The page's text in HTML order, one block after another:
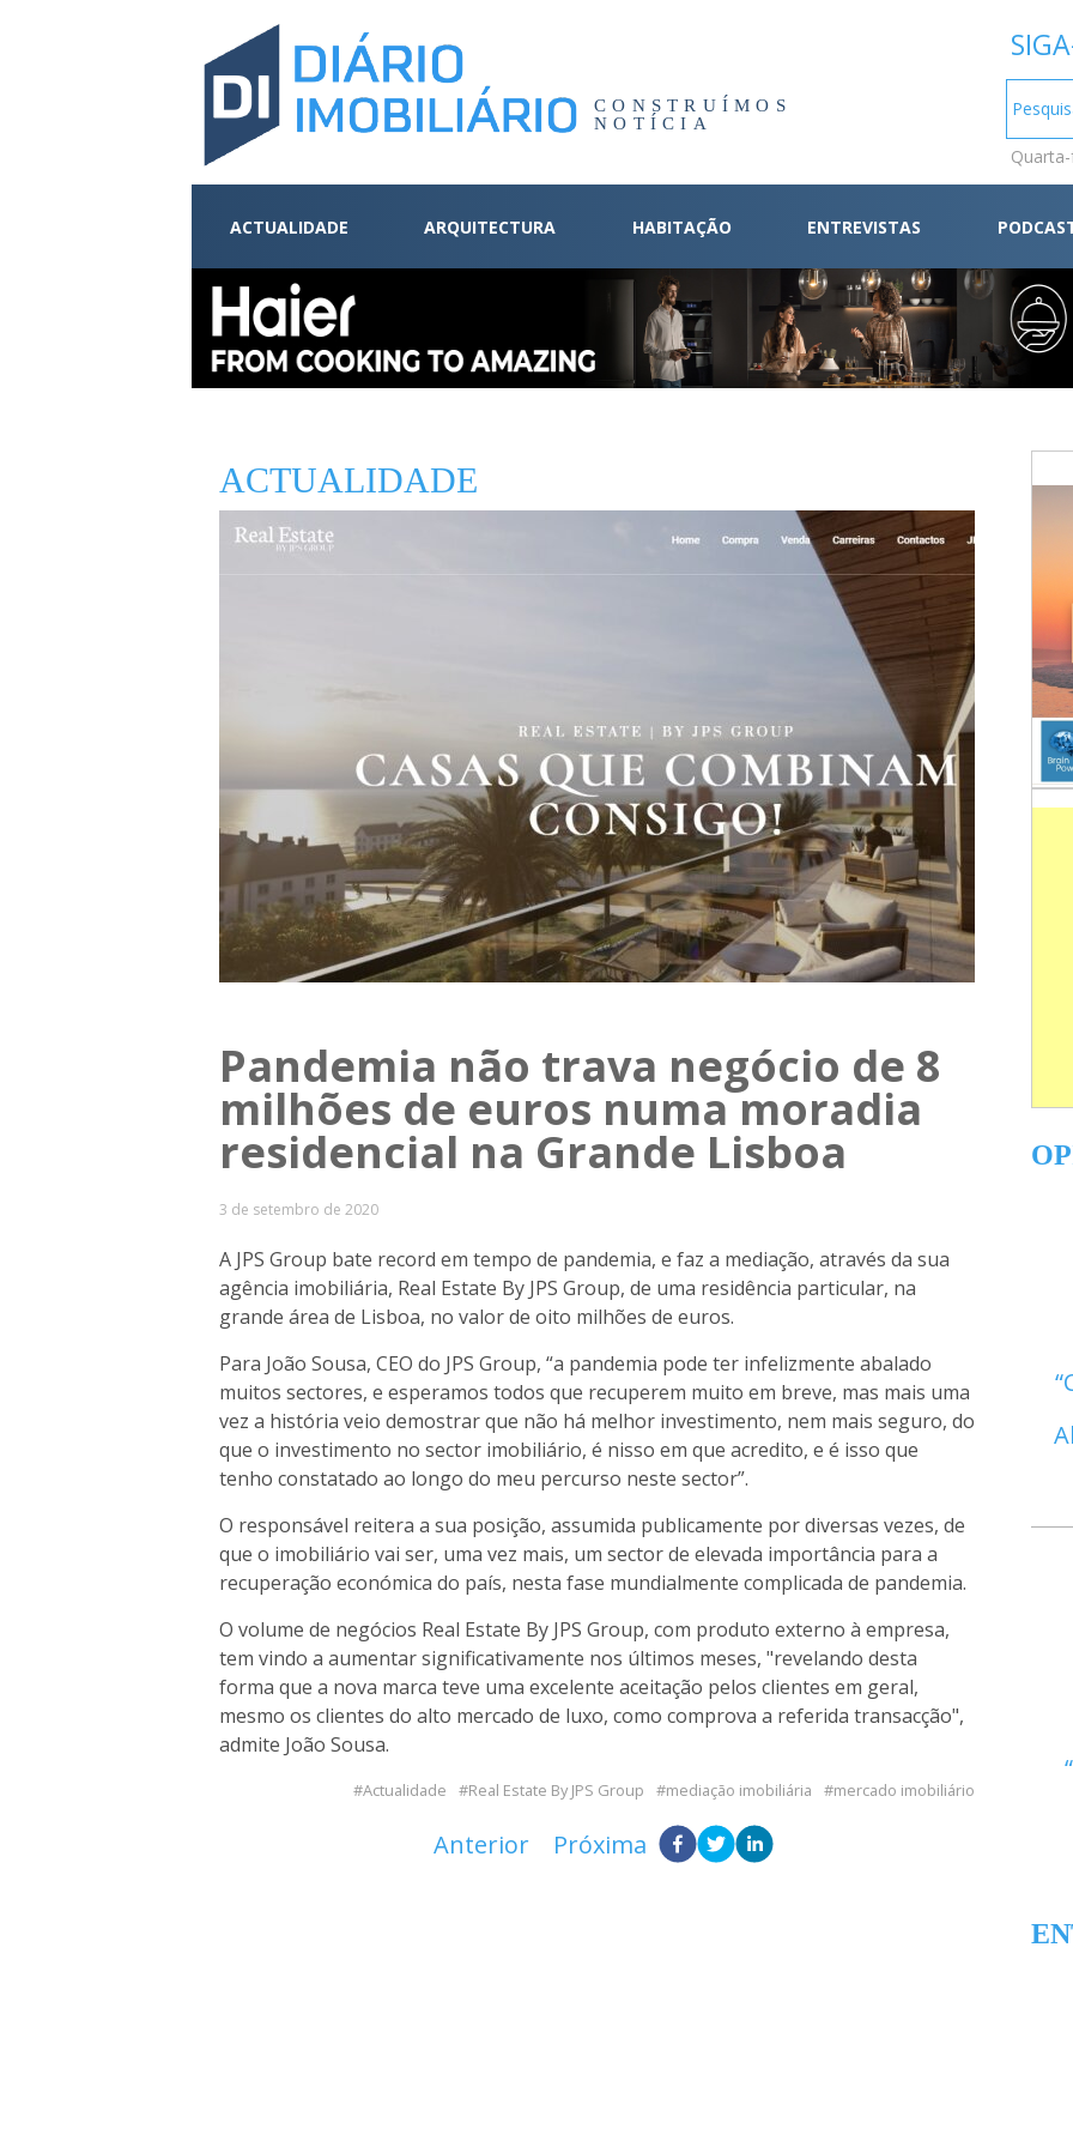
CONSTRUÍMOS
NOTÍCIA
ACTUALIDADE ARQUITECTURA HABITAÇÃO ENTREVISTAS
ACTUALIDADE
Pandemia não trava negócio de 8
milhões de euros numa moradia
residencial na Grande Lisboa
3 de setembro de 2020
A JPS Group bate record em tempo de pandemia, e faz a mediação, através da sua
agência imobiliária, Real Estate By JPS Group, de uma residência particular, na
grande área de Lisboa, no valor de oito milhões de euros.
Para João Sousa, CEO do JPS Group, “a pandemia pode ter infelizmente abalado
muitos sectores, e esperamos todos que recuperem muito em breve, mas mais uma
vez a história veio demostrar que não há melhor investimento, nem mais seguro, do
que o investimento no sector imobiliário, é nisso em que acredito, e é isso que
tenho constatado ao longo do meu percurso neste sector”.
O responsável reitera a sua posição, assumida publicamente por diversas vezes, de
que o imobiliário vai ser, uma vez mais, um sector de elevada importância para a
recuperação económica do país, nesta fase mundialmente complicada de pandemia.
O volume de negócios Real Estate By JPS Group, com produto externo à empresa,
tem vindo a aumentar significativamente nos últimos meses, "revelando desta
forma que a nova marca teve uma excelente aceitação pelos clientes em geral,
mesmo os clientes do alto mercado de luxo, como comprova a referida transacção",
admite João Sousa.
Actualidade Real Estate By JPS Group mediação imobiliária mercado imobiliário
Anterior Próxima